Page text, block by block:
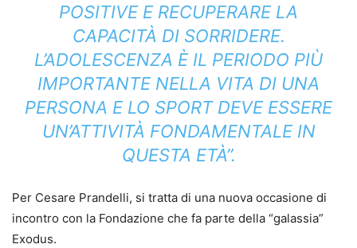
POSITIVE E RECUPERARE LA
CAPACITÀ DI SORRIDERE.
L’ADOLESCENZA È IL PERIODO PIÙ
IMPORTANTE NELLA VITA DI UNA
PERSONA E LO SPORT DEVE ESSERE
UN’ATTIVITÀ FONDAMENTALE IN
QUESTA ETÀ”.
Per Cesare Prandelli, si tratta di una nuova occasione di
incontro con la Fondazione che fa parte della “galassia”
Exodus.